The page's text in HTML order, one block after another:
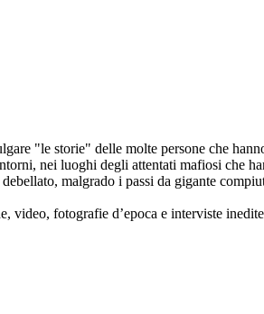
"le storie" delle molte persone che
nei luoghi degli attentati mafiosi che
malgrado i passi da gigante
video, fotografie d’epoca e interviste